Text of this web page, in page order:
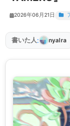
2026年06月21日
書いた人 : nyalra